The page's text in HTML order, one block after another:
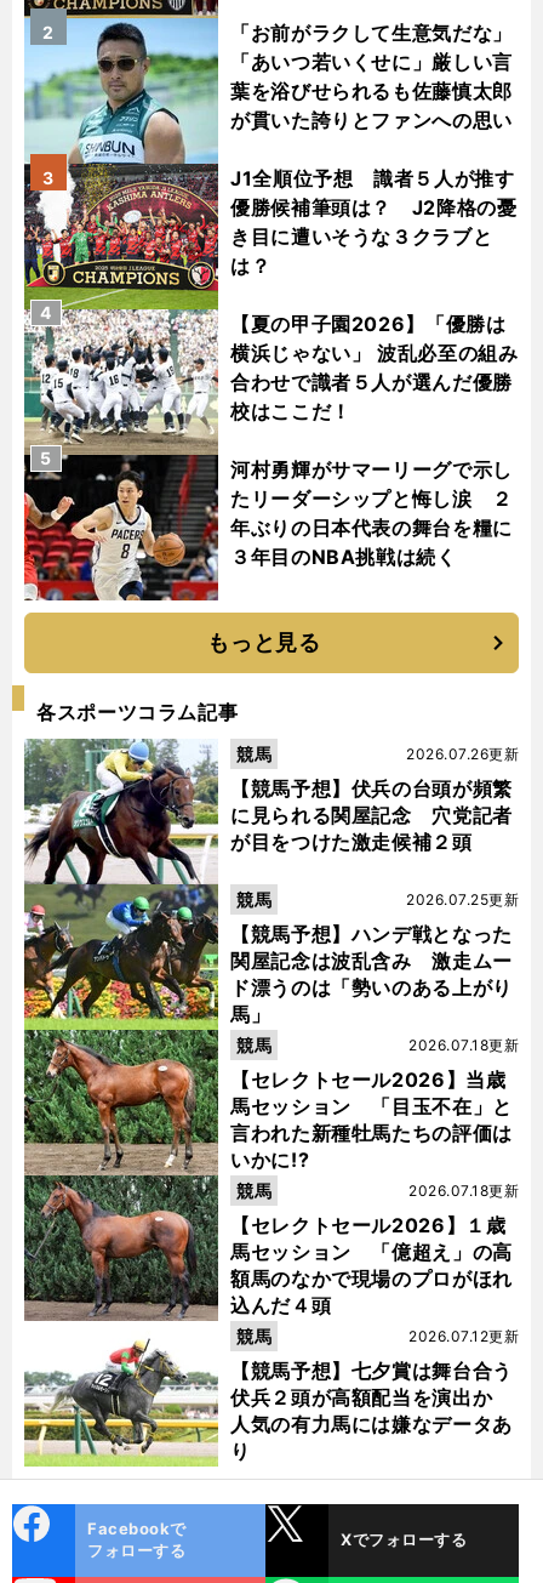
「お前がラクして生意気だな」
「あいつ若いくせに」厳しい言
葉を浴びせられるも佐藤慎太郎
が貫いた誇りとファンへの思い
2
J1全順位予想 識者５人が推す
優勝候補筆頭は？ J2降格の憂
き目に遭いそうな３クラブと
は？
3
【夏の甲子園2026】「優勝は
横浜じゃない」 波乱必至の組み
合わせで識者５人が選んだ優勝
校はここだ！
4
河村勇輝がサマーリーグで示し
たリーダーシップと悔し涙 ２
年ぶりの日本代表の舞台を糧に
３年目のNBA挑戦は続く
5
もっと見る
各スポーツコラム記事
【競馬予想】伏兵の台頭が頻繁
に見られる関屋記念 穴党記者
が目をつけた激走候補２頭
2026.07.26更新
競馬
【競馬予想】ハンデ戦となった
関屋記念は波乱含み 激走ムー
ド漂うのは「勢いのある上がり
馬」
2026.07.25更新
競馬
【セレクトセール2026】当歳
馬セッション 「目玉不在」と
言われた新種牡馬たちの評価は
いかに!?
2026.07.18更新
競馬
【セレクトセール2026】１歳
馬セッション 「億超え」の高
額馬のなかで現場のプロがほれ
込んだ４頭
2026.07.18更新
競馬
【競馬予想】七夕賞は舞台合う
伏兵２頭が高額配当を演出か
人気の有力馬には嫌なデータあ
り
2026.07.12更新
競馬
ok
Facebookで
フォローする
Xでフォローする